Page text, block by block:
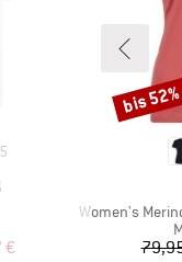
5
Preis
€
Artikel
Women's Merino155
Rabatt
bis 52%